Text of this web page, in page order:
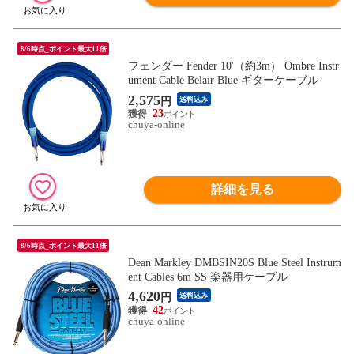
8/6時点_ポイント最大11倍
フェンダー Fender 10'（約3m） Ombre Instr
ument Cable Belair Blue ギターケーブル
2,575円 送料込み
23
chuya-online
詳細を見る
8/6時点_ポイント最大11倍
Dean Markley DMBSIN20S Blue Steel Instrum
ent Cables 6m SS 楽器用ケーブル
4,620円 送料込み
42
chuya-online